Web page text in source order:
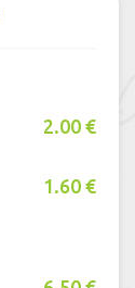
2.00 €
1.60 €